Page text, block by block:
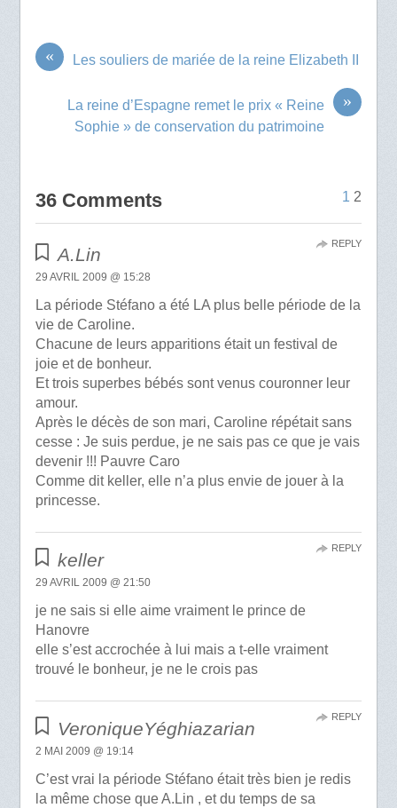
« Les souliers de mariée de la reine Elizabeth II
»
La reine d’Espagne remet le prix « Reine
Sophie » de conservation du patrimoine
36 Comments 1 2
A.Lin
29 AVRIL 2009 @ 15:28
La période Stéfano a été LA plus belle période de la
vie de Caroline.
Chacune de leurs apparitions était un festival de
joie et de bonheur.
Et trois superbes bébés sont venus couronner leur
amour.
Après le décès de son mari, Caroline répétait sans
cesse : Je suis perdue, je ne sais pas ce que je vais
devenir !!! Pauvre Caro
Comme dit keller, elle n’a plus envie de jouer à la
princesse.
REPLY
keller
29 AVRIL 2009 @ 21:50
je ne sais si elle aime vraiment le prince de
Hanovre
elle s’est accrochée à lui mais a t-elle vraiment
trouvé le bonheur, je ne le crois pas
REPLY
VeroniqueYéghiazarian
2 MAI 2009 @ 19:14
C’est vrai la période Stéfano était très bien je redis
la même chose que A.Lin , et du temps de sa
REPLY